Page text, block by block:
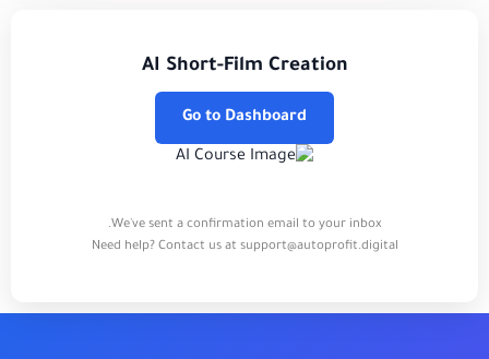
AI Short-Film Creation
Go to Dashboard
We've sent a confirmation email to your inbox.
Need help? Contact us at support@autoprofit.digital